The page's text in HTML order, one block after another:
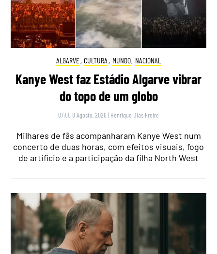
ALGARVE, CULTURA , MUNDO, NACIONAL
Kanye West faz Estádio Algarve vibrar
do topo de um globo
07:55 8 Agosto, 2026 | Henrique Dias Freire
Milhares de fãs acompanharam Kanye West num
concerto de duas horas, com efeitos visuais, fogo
de artifício e a participação da filha North West